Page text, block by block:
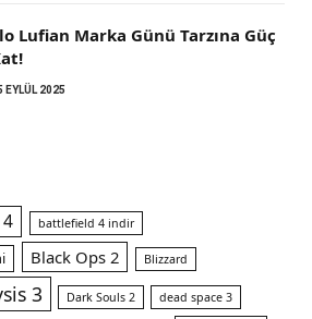
Lufian Marka Günü Tarzına Güç
EYLÜL 2025
battlefield 4 indir
Black Ops 2 Blizzard
3 Dark Souls 2 dead space 3